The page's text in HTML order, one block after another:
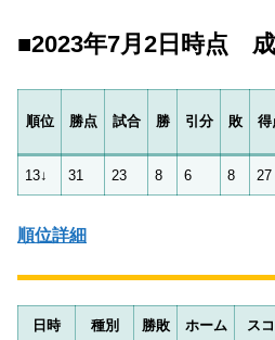
■2023年7月2日時点
順位 勝点 試合 勝 引分 敗 得
13↓ 31 23 8 6 8 27
順位詳細
日時 種別 勝敗 ホーム ス